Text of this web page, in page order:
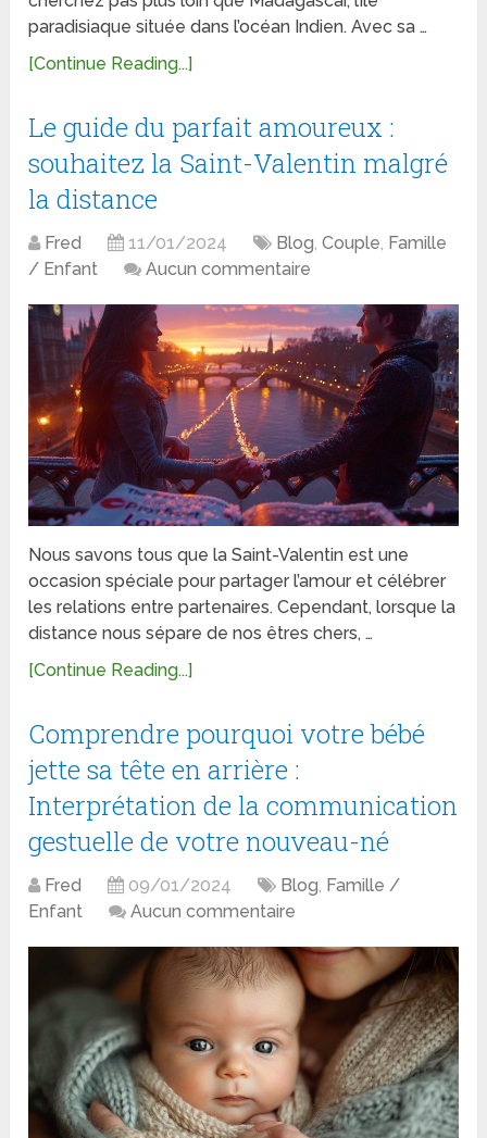
paradisiaque située dans l’océan Indien. Avec sa …
[Continue Reading...]
Le guide du parfait amoureux :
souhaitez la Saint-Valentin malgré
la distance
Fred 11/01/2024 Blog,Couple, Famille
/ Enfant
Aucun commentaire
Nous savons tous que la Saint-Valentin est une
occasion spéciale pour partager l’amour et célébrer
les relations entre partenaires. Cependant, lorsque la
distance nous sépare de nos êtres chers, …
[Continue Reading...]
Comprendre pourquoi votre bébé
jette sa tête en arrière :
Interprétation de la communication
gestuelle de votre nouveau-né
Fred 09/01/2024 Blog, Famille /
Enfant
Aucun commentaire